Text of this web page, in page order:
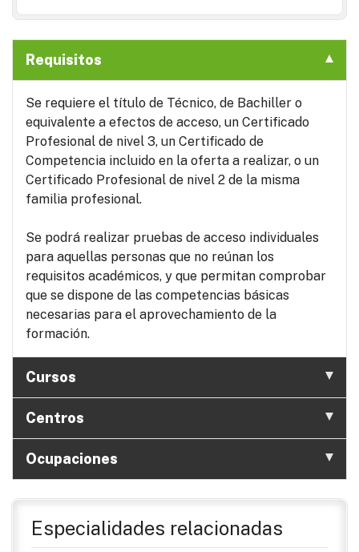
Requisitos
Se requiere el título de Técnico, de Bachiller o
equivalente a efectos de acceso, un Certificado
Profesional de nivel 3, un Certificado de
Competencia incluido en la oferta a realizar, o un
Certificado Profesional de nivel 2 de la misma
familia profesional.
Se podrá realizar pruebas de acceso individuales
para aquellas personas que no reúnan los
requisitos académicos, y que permitan comprobar
que se dispone de las competencias básicas
necesarias para el aprovechamiento de la
formación.
Cursos
Centros
Ocupaciones
Especialidades relacionadas